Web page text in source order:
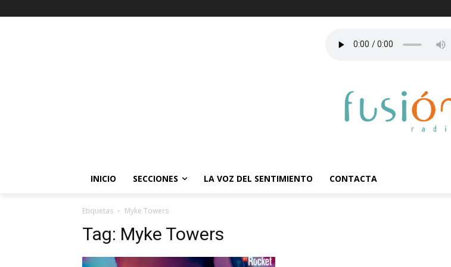
INICIO SECCIONES LA VOZ DEL SENTIMIENTO CONTACTA
Etiquetas Myke Towers
Tag: Myke Towers